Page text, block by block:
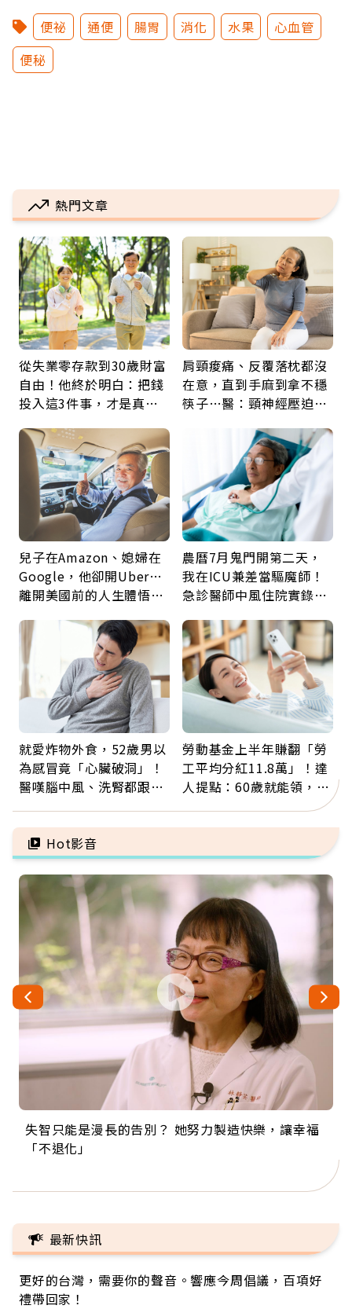
便祕 通便 腸胃 消化 水果
心血管
便秘
熱門文章
從失業零存款到30歲財富
自由！他終於明白：把錢
投入這3件事，才是真正
肩頸痠痛、反覆落枕都沒
在意，直到手麻到拿不穩
筷子…醫：頸神經壓迫上
兒子在Amazon、媳婦在
Google，他卻開Uber…
離開美國前的人生體悟：
農曆7月鬼門開第二天，
我在ICU兼差當驅魔師！
急診醫師中風住院實錄：
就愛炸物外食，52歲男以
為感冒竟「心臟破洞」！
醫嘆腦中風、洗腎都跟它
救
勞動基金上半年賺翻「勞
工平均分紅11.8萬」！達
人提點：60歲就能領，重
新就業還有隱藏版退休金
Hot影音
失智只能是漫長的告別？ 她努力製造快樂，讓幸福
「不退化」
來自剛果的巧克力神父 為台灣奉獻36年 「台灣是我
的家，我連作夢都講台語！」
63歲卸矽谷副總、搬回台灣找快樂！「蛋黃哥小
丑」走進安養院，逗樂上萬爺奶：退休後才開始真
104歲打破金氏世界紀錄 成為全球最年長羽球選
手，分享長壽的秘密原來是「這個」
事業巔峰他選擇追夢…黑手阿伯拉小提琴還登上小
巨蛋！連CNN都大讚！
最新快訊
更好的台灣，需要你的聲音。響應今周倡議，百項好
禮帶回家！